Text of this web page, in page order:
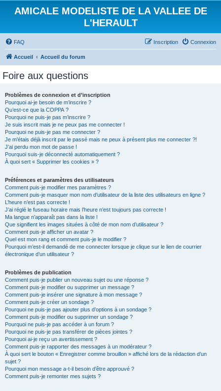
AMICALE MODELISTE DE LA VALLEE DE
L'HERAULT
FAQ Connexion
Inscription
Accueil Accueil du forum
Foire aux questions
Problèmes de connexion et d’inscription
Pourquoi ai-je besoin de m’inscrire ?
Qu’est-ce que la COPPA ?
Pourquoi ne puis-je pas m’inscrire ?
Je suis inscrit mais je ne peux pas me connecter !
Pourquoi ne puis-je pas me connecter ?
Je m’étais déjà inscrit par le passé mais ne peux à présent plus me connecter ?!
J’ai perdu mon mot de passe !
Pourquoi suis-je déconnecté automatiquement ?
À quoi sert « Supprimer les cookies » ?
Préférences et paramètres des utilisateurs
Comment puis-je modifier mes paramètres ?
Comment puis-je masquer mon nom d’utilisateur de la liste des utilisateurs en ligne ?
L’heure n’est pas correcte !
J’ai réglé le fuseau horaire mais l’heure n’est toujours pas correcte !
Ma langue n’apparaît pas dans la liste !
Que signifient les images situées à côté de mon nom d’utilisateur ?
Comment puis-je afficher un avatar ?
Quel est mon rang et comment puis-je le modifier ?
Pourquoi m’est-il demandé de me connecter lorsque je clique sur le lien de courrier
électronique d’un utilisateur ?
Problèmes de publication
Comment puis-je publier un nouveau sujet ou une réponse ?
Comment puis-je modifier ou supprimer un message ?
Comment puis-je insérer une signature à mon message ?
Comment puis-je créer un sondage ?
Pourquoi ne puis-je pas ajouter plus d’options à un sondage ?
Comment puis-je modifier ou supprimer un sondage ?
Pourquoi ne puis-je pas accéder à un forum ?
Pourquoi ne puis-je pas transférer de pièces jointes ?
Pourquoi ai-je reçu un avertissement ?
Comment puis-je rapporter des messages à un modérateur ?
À quoi sert le bouton « Enregistrer comme brouillon » affiché lors de la rédaction d’un
sujet ?
Pourquoi mon message a-t-il besoin d’être approuvé ?
Comment puis-je remonter mes sujets ?